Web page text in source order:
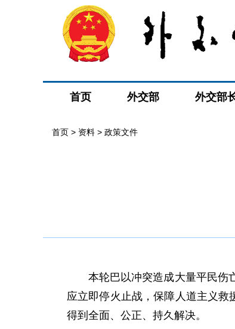
首页 外交部 外交部
首页 > 资料 > 政策文件
本轮巴以冲突造成大量平民伤
应立即停火止战，保障人道主义救
得到全面、公正、持久解决。